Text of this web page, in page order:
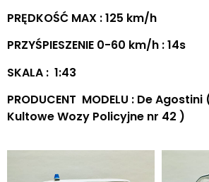
PRĘDKOŚĆ MAX : 125 km/h
PRZYŚPIESZENIE 0-60 km/h : 14s
SKALA : 1:43
PRODUCENT MODELU : De
Kultowe Wozy Policyjne nr 42 )